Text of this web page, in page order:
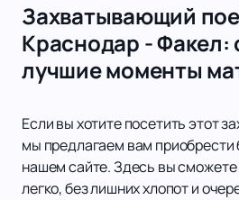
Захватывающий
Краснодар - Факел:
лучшие моменты
Если вы хотите посетить этот
мы предлагаем вам приобрести
нашем сайте. Здесь вы сможете
легко, без лишних хлопот и